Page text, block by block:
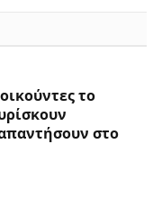
το
στο